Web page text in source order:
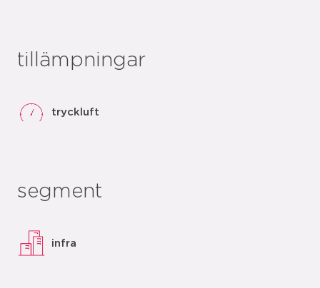
tillämpningar
tryckluft
segment
infra